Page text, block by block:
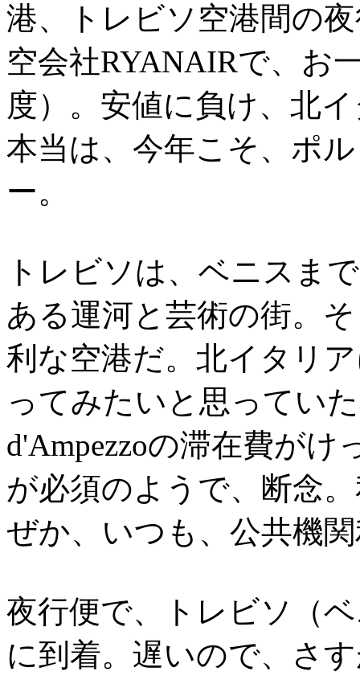
港、トレビソ空港間の
空会社RYANAIRで、お
度）。安値に負け、北
本当は、今年こそ、ポ
ー。
トレビソは、ベニスま
ある運河と芸術の街。
利な空港だ。北イタリ
ってみたいと思ってい
d'Ampezzoの滞在費が
が必須のようで、断念
ぜか、いつも、公共機
夜行便で、トレビソ（
に到着。遅いので、さ